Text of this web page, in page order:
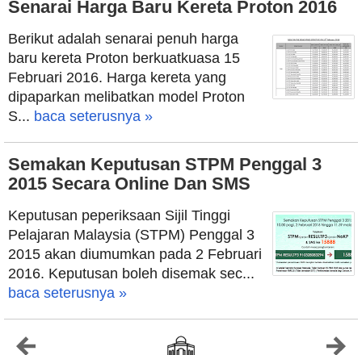
Senarai Harga Baru Kereta Proton 2016
Berikut adalah senarai penuh harga
baru kereta Proton berkuatkuasa 15
Februari 2016. Harga kereta yang
dipaparkan melibatkan model Proton
S... baca seterusnya »
Semakan Keputusan STPM Penggal 3
2015 Secara Online Dan SMS
Keputusan peperiksaan Sijil Tinggi
Pelajaran Malaysia (STPM) Penggal 3
2015 akan diumumkan pada 2 Februari
2016. Keputusan boleh disemak sec...
baca seterusnya »